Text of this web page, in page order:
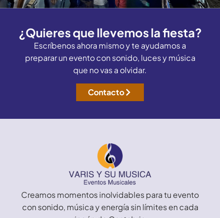
¿Quieres que llevemos la fiesta?
Escríbenos ahora mismo y te ayudamos a
preparar un evento con sonido, luces y música
que no vas a olvidar.
Contacto
Creamos momentos inolvidables para tu evento
con sonido, música y energía sin límites en cada